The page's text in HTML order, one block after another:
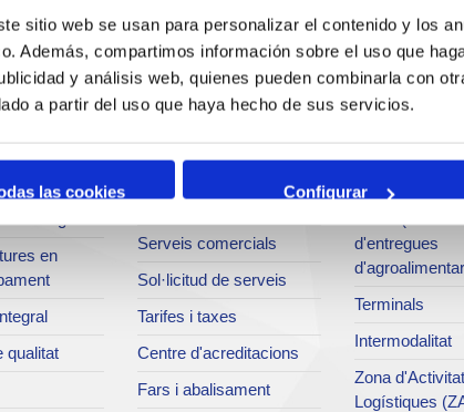
sitio web se usan para personalizar el contenido y los
Además, compartimos información sobre el uso que
y análisis web, quienes pueden combinarla con
a partir del uso que haya hecho de sus servicios.
las cookies Configurar
en
qualitat
Serveis
Operacions i serveis
portuaris
Serveis comercials
Sol·licitud de serveis
Tarifes i taxes
Centre d'acreditacions
Fars i abalisament
Negoci
Tràfics
d'entregues
Terminals
Intermodalitat
Zona
Logístiques